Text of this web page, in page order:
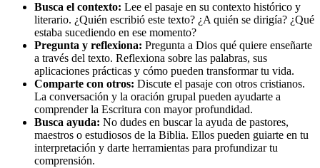
Busca el contexto: Lee el pasaje en su contexto histórico y
literario. ¿Quién escribió este texto? ¿A quién se dirigía? ¿Qué
estaba sucediendo en ese momento?
Pregunta y reflexiona: Pregunta a Dios qué quiere enseñarte
a través del texto. Reflexiona sobre las palabras, sus
aplicaciones prácticas y cómo pueden transformar tu vida.
Comparte con otros: Discute el pasaje con otros cristianos.
La conversación y la oración grupal pueden ayudarte a
comprender la Escritura con mayor profundidad.
Busca ayuda: No dudes en buscar la ayuda de pastores,
maestros o estudiosos de la Biblia. Ellos pueden guiarte en tu
interpretación y darte herramientas para profundizar tu
comprensión.